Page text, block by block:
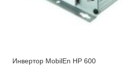
Инвертор MobilEn HP 600